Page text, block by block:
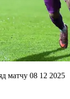
матчу 08 12 2025